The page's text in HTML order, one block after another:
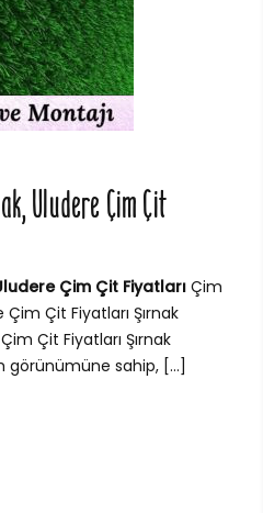
Uludere Çim Çit
Çim Çit Fiyatları Çim
Çit Fiyatları Şırnak
Çit Fiyatları Şırnak
görünümüne sahip, […]